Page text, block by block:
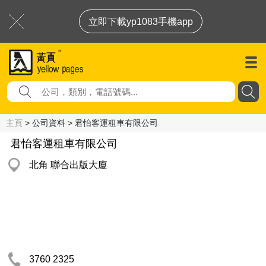
立即下載yp1083手機app
主頁 > 公司資料 > 君怡客運租車有限公司
君怡客運租車有限公司
北角 聯合出版大廈
3760 2325